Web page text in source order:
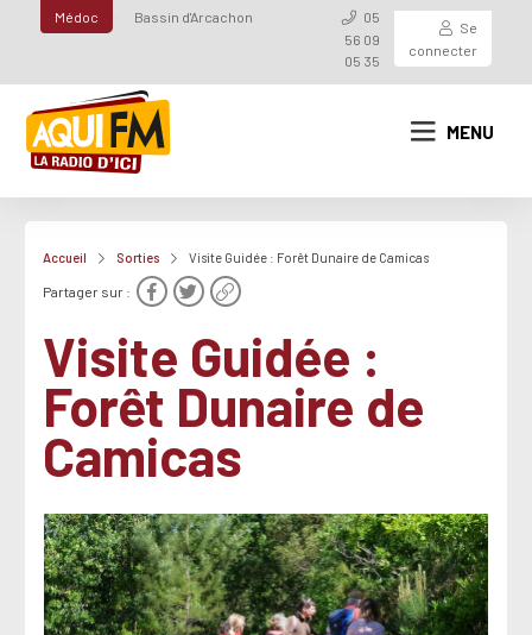
Médoc Bassin d'Arcachon
05
56 09
05 35
Se
connecter
MENU
Accueil Sorties Visite Guidée : Forêt Dunaire de Camicas
Partager sur :
Visite Guidée :
Forêt Dunaire de
Camicas